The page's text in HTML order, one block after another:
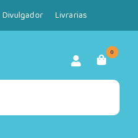
Divulgador Livrarias
0